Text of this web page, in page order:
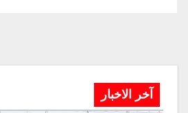
آخر الاخبار